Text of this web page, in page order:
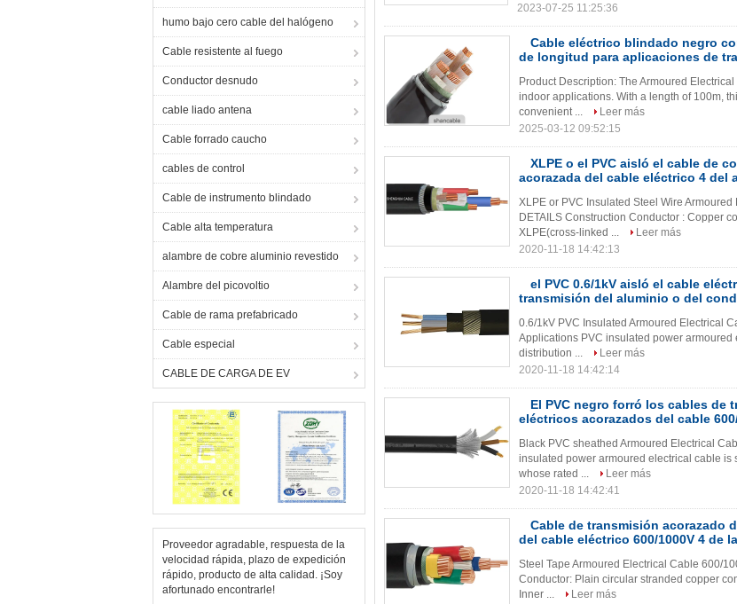
humo bajo cero cable del halógeno
Cable resistente al fuego
Conductor desnudo
cable liado antena
Cable forrado caucho
cables de control
Cable de instrumento blindado
Cable alta temperatura
alambre de cobre aluminio revestido
Alambre del picovoltio
Cable de rama prefabricado
Cable especial
CABLE DE CARGA DE EV
Proveedor agradable, respuesta de la
velocidad rápida, plazo de expedición
rápido, producto de alta calidad. ¡Soy
afortunado encontrarle!
2023-07-25 11:25:36
Cable eléctrico blindado negro
de longitud para aplicaciones de
Product Description: The Armoured
indoor applications. With a length of 100m,
convenient ...
Leer más
2025-03-12 09:52:15
XLPE o el PVC aisló el cable de
acorazada del cable eléctrico 4 del
XLPE or PVC Insulated Steel Wire
DETAILS Construction Conductor : Copper
XLPE(cross-linked ...
Leer más
2020-11-18 14:42:13
el PVC 0.6/1kV aisló el cable
transmisión del aluminio o del
0.6/1kV PVC Insulated Armoured Electrical
Applications PVC insulated power
distribution ...
Leer más
2020-11-18 14:42:14
El PVC negro forró los cables de
eléctricos acorazados del cable
Black PVC sheathed Armoured Electrical
insulated power armoured electrical cable
whose rated ...
Leer más
2020-11-18 14:42:41
Cable de transmisión acorazado
del cable eléctrico 600/1000V 4 de
Steel Tape Armoured Electrical Cable 600/
Conductor: Plain circular stranded copper
Inner ...
Leer más